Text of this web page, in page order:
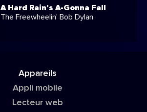
A Hard Rain's A-Gonna Fall
The Freewheelin' Bob Dylan
Appareils
Appli mobile
Lecteur web